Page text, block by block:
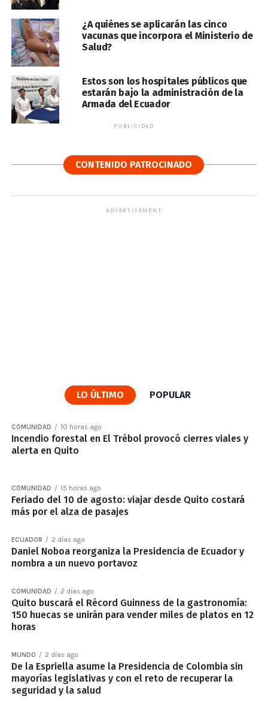
¿A quiénes se aplicarán las cinco
vacunas que incorpora el Ministerio de
Salud?
Estos son los hospitales públicos que
estarán bajo la administración de la
Armada del Ecuador
PUBLICIDAD
CONTENIDO PATROCINADO
ADVERTISEMENT
LO ÚLTIMO POPULAR
COMUNIDAD 10 horas ago
Incendio forestal en El Trébol provocó cierres viales y
alerta en Quito
COMUNIDAD 15 horas ago
Feriado del 10 de agosto: viajar desde Quito costará
más por el alza de pasajes
ECUADOR 2 días ago
Daniel Noboa reorganiza la Presidencia de Ecuador y
nombra a un nuevo portavoz
COMUNIDAD 2 días ago
Quito buscará el Récord Guinness de la gastronomía:
150 huecas se unirán para vender miles de platos en 12
horas
MUNDO 2 días ago
De la Espriella asume la Presidencia de Colombia sin
mayorías legislativas y con el reto de recuperar la
seguridad y la salud